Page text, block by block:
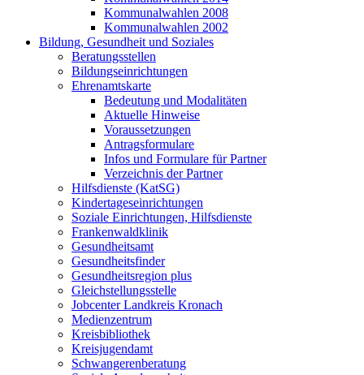
Kommunalwahlen 2008
Kommunalwahlen 2002
Bildung, Gesundheit und Soziales
Beratungsstellen
Bildungseinrichtungen
Ehrenamtskarte
Bedeutung und Modalitäten
Aktuelle Hinweise
Voraussetzungen
Antragsformulare
Infos und Formulare für Partner
Verzeichnis der Partner
Hilfsdienste (KatSG)
Kindertageseinrichtungen
Soziale Einrichtungen, Hilfsdienste
Frankenwaldklinik
Gesundheitsamt
Gesundheitsfinder
Gesundheitsregion plus
Gleichstellungsstelle
Jobcenter Landkreis Kronach
Medienzentrum
Kreisbibliothek
Kreisjugendamt
Schwangerenberatung